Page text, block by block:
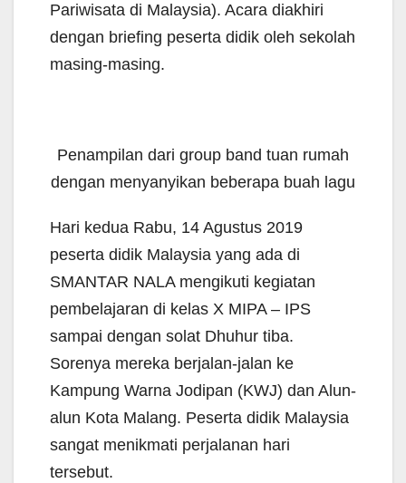
Pariwisata di Malaysia). Acara diakhiri
dengan briefing peserta didik oleh sekolah
masing-masing.
Penampilan dari group band tuan rumah
dengan menyanyikan beberapa buah lagu
Hari kedua Rabu, 14 Agustus 2019
peserta didik Malaysia yang ada di
SMANTAR NALA mengikuti kegiatan
pembelajaran di kelas X MIPA – IPS
sampai dengan solat Dhuhur tiba.
Sorenya mereka berjalan-jalan ke
Kampung Warna Jodipan (KWJ) dan Alun-
alun Kota Malang. Peserta didik Malaysia
sangat menikmati perjalanan hari
tersebut.